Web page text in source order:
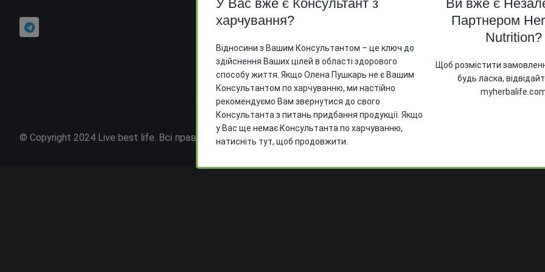
Пн - Сб (8:00 - 21:00)
Відшкодування та
повернення
Оплата
© Copyright 2024 Live best life. Всі права захищені.
У Вас вже є Консультант з
харчування?
Відносини з Вашим Консультантом – це ключ до
здійснення Ваших цілей в області здорового
способу життя. Якщо Олена Пушкарь не є Вашим
Консультантом по харчуванню, ми настійно
рекомендуємо Вам звернутися до свого
Консультанта з питань придбання продукції. Якщо
у Вас ще немає Консультанта по харчуванню,
натисніть тут, щоб продовжити.
Ви вже є
Партнером
Nutrition?
Щоб розмістити
будь ласка,
Після відправлення повідомлення очікуйте на